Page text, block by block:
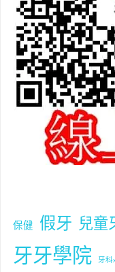
保健 假牙 兒童
牙牙學院 牙科